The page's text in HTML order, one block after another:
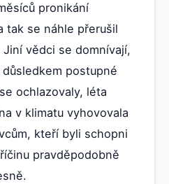
pronikání
tak se náhle přerušil
Jiní vědci se domnívají,
postupné
ochlazovaly, léta
v klimatu vyhovovala
kteří byli schopni
pravděpodobně